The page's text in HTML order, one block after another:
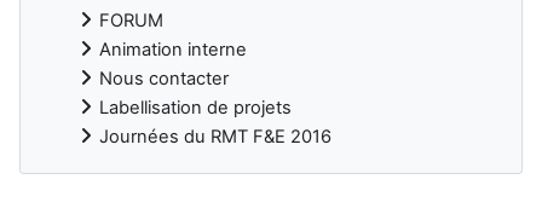
FORUM
Animation interne
Nous contacter
Labellisation de projets
Journées du RMT F&E 2016